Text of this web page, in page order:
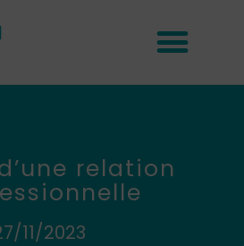
relation
11/2023